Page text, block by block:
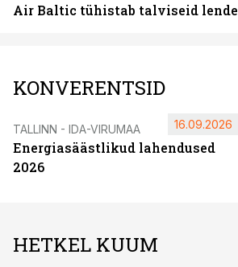
Air Baltic tühistab talviseid lende
KONVERENTSID
TALLINN - IDA-VIRUMAA
Energiasäästlikud lahendused
2026
16.09.2026
HETKEL KUUM